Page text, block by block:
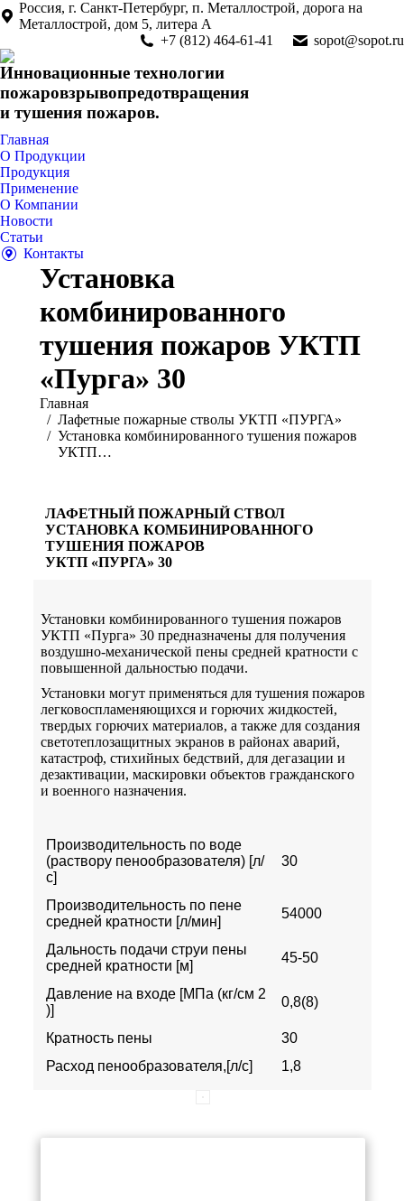
Россия, г. Санкт-Петербург, п. Металлострой, дорога на
Металлострой, дом 5, литера А
+7 (812) 464-61-41
sopot@sopot.ru
Инновационные технологии
пожаровзрывопредотвращения
и тушения пожаров.
Главная
О Продукции
Продукция
Применение
О Компании
Новости
Статьи
Контакты
Установка
комбинированного
тушения пожаров УКТП
«Пурга» 30
Вы здесь:
Главная
Лафетные пожарные стволы УКТП «ПУРГА»
Установка комбинированного тушения пожаров
УКТП…
ЛАФЕТНЫЙ ПОЖАРНЫЙ СТВОЛ
УСТАНОВКА КОМБИНИРОВАННОГО
ТУШЕНИЯ ПОЖАРОВ
УКТП «ПУРГА» 30
Установки комбинированного тушения пожаров
УКТП «Пурга» 30 предназначены для получения
воздушно-механической пены средней кратности с
повышенной дальностью подачи.
Установки могут применяться для тушения пожаров
легковоспламеняющихся и горючих жидкостей,
твердых горючих материалов, а также для создания
светотеплозащитных экранов в районах аварий,
катастроф, стихийных бедствий, для дегазации и
дезактивации, маскировки объектов гражданского
и военного назначения.
Производительность по воде
(раствору пенообразователя) [л/
с]
30
Производительность по пене
средней кратности [л/мин]
54000
Дальность подачи струи пены
средней кратности [м]
45-50
Давление на входе [МПа (кг/см 2
)]
0,8(8)
Кратность пены
30
Расход пенообразователя,[л/с]
1,8